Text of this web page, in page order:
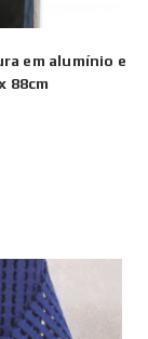
em alumínio e
88cm